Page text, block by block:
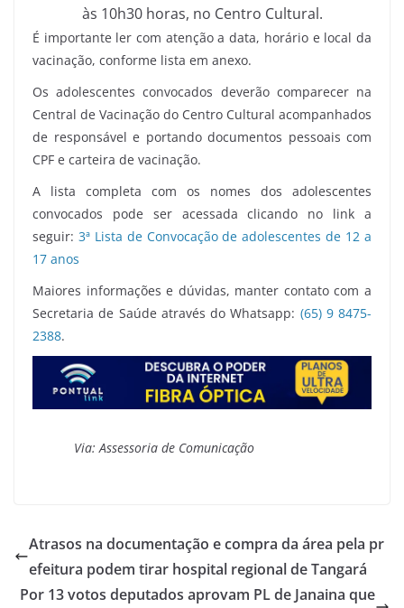
às 10h30 horas, no Centro Cultural.
É importante ler com atenção a data, horário e local da
vacinação, conforme lista em anexo.
Os adolescentes convocados deverão comparecer na
Central de Vacinação do Centro Cultural acompanhados
de responsável e portando documentos pessoais com
CPF e carteira de vacinação.
A lista completa com os nomes dos adolescentes
convocados pode ser acessada clicando no link a
seguir: 3ª Lista de Convocação de adolescentes de 12 a
17 anos
Maiores informações e dúvidas, manter contato com a
Secretaria de Saúde através do Whatsapp: (65) 9 8475-
2388.
Via: Assessoria de Comunicação
Atrasos na documentação e compra da área pela pr
efeitura podem tirar hospital regional de Tangará
Por 13 votos deputados aprovam PL de Janaina que